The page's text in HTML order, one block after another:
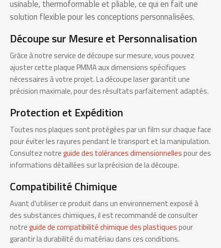
usinable, thermoformable et pliable, ce qui en fait une
solution flexible pour les conceptions personnalisées.
Découpe sur Mesure et Personnalisation
Grâce à notre service de découpe sur mesure, vous pouvez
ajuster cette plaque PMMA aux dimensions spécifiques
nécessaires à votre projet. La découpe laser garantit une
précision maximale, pour des résultats parfaitement adaptés.
Protection et Expédition
Toutes nos plaques sont protégées par un film sur chaque face
pour éviter les rayures pendant le transport et la manipulation.
Consultez notreguide des tolérances dimensionnellespour des
informations détaillées sur la précision de la découpe.
Compatibilité Chimique
Avant d'utiliser ce produit dans un environnement exposé à
des substances chimiques, il est recommandé de consulter
notreguide de compatibilité chimique des plastiquespour
garantir la durabilité du matériau dans ces conditions.